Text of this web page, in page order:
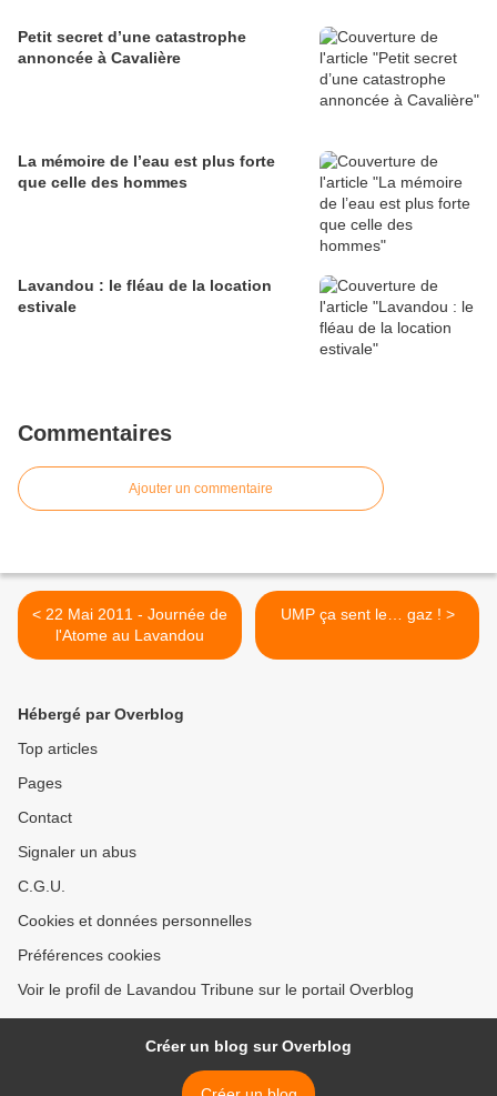
Petit secret d’une catastrophe
annoncée à Cavalière
La mémoire de l’eau est plus forte
que celle des hommes
Lavandou : le fléau de la location
estivale
Commentaires
Ajouter un commentaire
< 22 Mai 2011 - Journée de
l'Atome au Lavandou
UMP ça sent le… gaz ! >
Hébergé par Overblog
Top articles
Pages
Contact
Signaler un abus
C.G.U.
Cookies et données personnelles
Préférences cookies
Voir le profil de Lavandou Tribune sur le portail Overblog
Créer un blog sur Overblog